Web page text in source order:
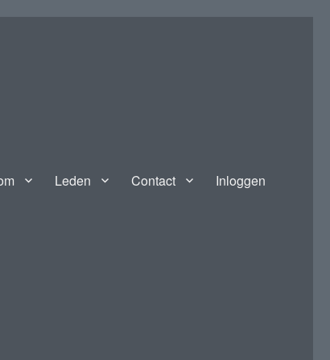
Leden Contact Inloggen